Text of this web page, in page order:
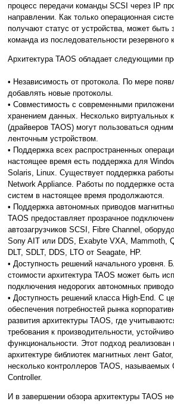
процесс передачи команды SCSI через IP
направлении. Как только операционная
получают статус от устройства, может
команда из последовательности резервного
Архитектура TAOS обладает следующими
• Независимость от протокола. По мере
добавлять новые протоколы.
• Совместимость с современными
хранением данных. Несколько виртуальных
(драйверов TAOS) могут пользоваться
ленточным устройством.
• Поддержка всех распространенных
настоящее время есть поддержка для
Solaris, Linux. Существует поддержка
Network Appliance. Работы по поддержке
систем в настоящее время продолжаются.
• Поддержка автономных приводов
TAOS предоставляет прозрачное
автозагрузчиков SCSI, Fibre Channel,
Sony AIT или DDS, Exabyte VXA, Mammoth,
DLT, SDLT, DDS, LTO от Seagate, HP.
• Доступность решений начального уровня.
стоимости архитектура TAOS может быть
подключения недорогих автономных
• Доступность решений класса High-End. С
обеспечения потребностей рынка
развития архитектуры TAOS, где
требования к производительности,
функциональности. Этот подход
архитектуре библиотек магнитных лент
несколько контроллеров TAOS, называемых
Controller.
И в завершении обзора архитектуры TAOS